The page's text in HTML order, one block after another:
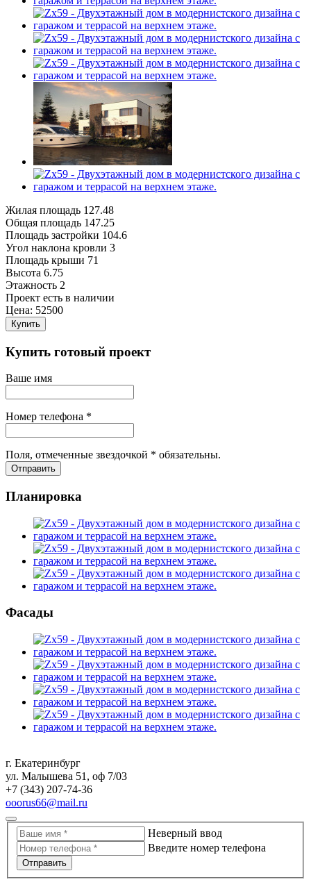
Жилая площадь 127.48
Общая площадь 147.25
Площадь застройки 104.6
Угол наклона кровли 3
Площадь крыши 71
Высота 6.75
Этажность 2
Проект есть в наличии
Цена: 52500
Купить
Купить готовый проект
Ваше имя
Номер телефона *
Поля, отмеченные звездочкой * обязательны.
Отправить
Планировка
Фасады
г. Екатеринбург
ул. Малышева 51, оф 7/03
+7 (343) 207-74-36
ooorus66@mail.ru
Неверный ввод
Введите номер телефона
Отправить